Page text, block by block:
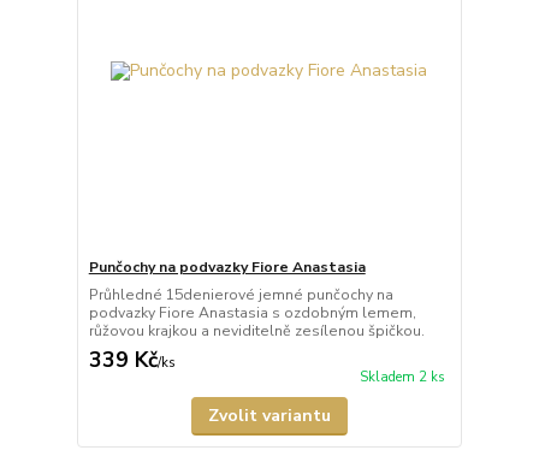
Punčochy na podvazky Fiore Anastasia
Průhledné 15denierové jemné punčochy na
podvazky Fiore Anastasia s ozdobným lemem,
růžovou krajkou a neviditelně zesílenou špičkou.
339 Kč/ks
Skladem 2 ks
Zvolit variantu